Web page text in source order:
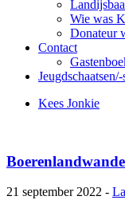
Wie was
Donateur
Contact
Kees Jonkie
21 september 2022 -